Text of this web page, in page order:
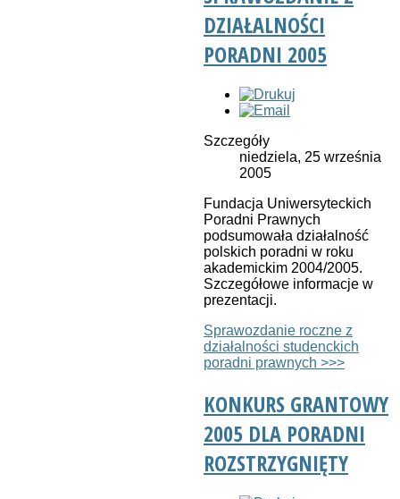
DZIAŁALNOŚCI
PORADNI 2005
Szczegóły
niedziela, 25 września
2005
Fundacja Uniwersyteckich
Poradni Prawnych
podsumowała działalność
polskich poradni w roku
akademickim 2004/2005.
Szczegółowe informacje w
prezentacji.
Sprawozdanie roczne z
działalności studenckich
poradni prawnych >>>
KONKURS GRANTOWY
2005 DLA PORADNI
ROZSTRZYGNIĘTY